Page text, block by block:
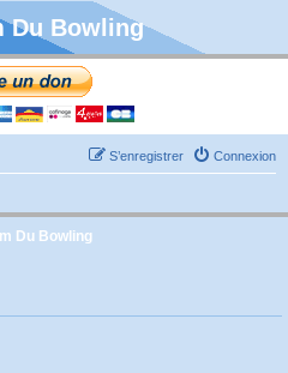
Du Bowling
Connexion
S’enregistrer
Du Bowling